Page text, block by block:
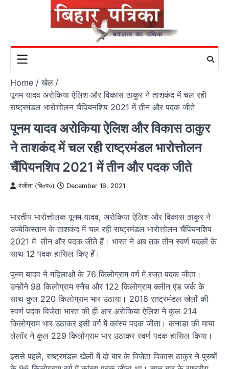
Home
खेल
पूनम यादव अरोकिया ऐलिश और विकास ठाकुर ने ताशकंद में चल रही
राष्ट्रमंडल भारोत्तोलन चैंपियनशिप 2021 में तीन और पदक जीते
पूनम यादव अरोकिया ऐलिश और विकास ठाकुर
ने ताशकंद में चल रही राष्ट्रमंडल भारोत्तोलन
चैंपियनशिप 2021 में तीन और पदक जीते
रंजीता (बि०प०) December 16, 2021
भारतीय भारोत्तोलक पूनम यादव, अरोकिया ऐलिश और विकास ठाकुर ने
उज्बेकिस्तान के ताशकंद में चल रही राष्ट्रमंडल भारोत्तोलन चैंपियनशिप
2021 में तीन और पदक जीते हैं। भारत ने अब तक तीन स्‍वर्ण पदकों के
साथ 12 पदक हासिल किए हैं।
पूनम यादव ने महिलाओं के 76 किलोग्राम वर्ग में रजत पदक जीता।
उन्होंने 98 किलोग्राम स्नैच और 122 किलोग्राम क्लीन एंड जर्क के
साथ कुल 220 किलोग्राम भार उठाया। 2018 राष्ट्रमंडल खेलों की
स्वर्ण पदक विजेता भारत की ही आर अरोकिया ऐलिश ने कुल 214
किलोग्राम भार उठाकर इसी वर्ग में कांस्‍य पदक जीता। कनाडा की माया
लेलॉर ने कुल 229 किलोग्राम भार उठाकर स्‍वर्ण पदक हासिल किया।
इससे पहले, राष्ट्रमंडल खेलों में दो बार के विजेता विकास ठाकुर ने पुरुषों